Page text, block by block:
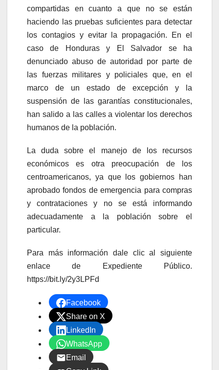
compartidas en cuanto a que no se están
haciendo las pruebas suficientes para detectar
los contagios y evitar la propagación. En el
caso de Honduras y El Salvador se ha
denunciado abuso de autoridad por parte de
las fuerzas militares y policiales que, en el
marco de un estado de excepción y la
suspensión de las garantías constitucionales,
han salido a las calles a violentar los derechos
humanos de la población.
La duda sobre el manejo de los recursos
económicos es otra preocupación de los
centroamericanos, ya que los gobiernos han
aprobado fondos de emergencia para compras
y contrataciones y no se está informando
adecuadamente a la población sobre el
particular.
Para más información dale clic al siguiente
enlace de Expediente Público.
https://bit.ly/2y3LPFd
Facebook
Share on X
LinkedIn
WhatsApp
Email